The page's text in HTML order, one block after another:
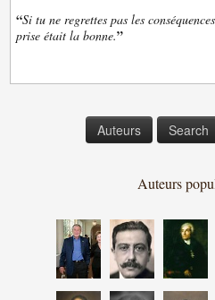
“Si tu ne regrettes pas les
prise était la bonne.”
Auteurs Search
Auteurs